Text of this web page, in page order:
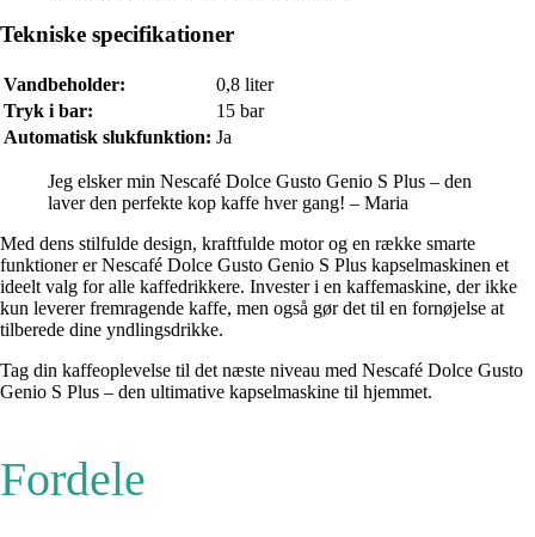
Tekniske specifikationer
Vandbeholder:
0,8 liter
Tryk i bar:
15 bar
Automatisk slukfunktion: Ja
Jeg elsker min Nescafé Dolce Gusto Genio S Plus – den
laver den perfekte kop kaffe hver gang! – Maria
Med dens stilfulde design, kraftfulde motor og en række smarte
funktioner er Nescafé Dolce Gusto Genio S Plus kapselmaskinen et
ideelt valg for alle kaffedrikkere. Invester i en kaffemaskine, der ikke
kun leverer fremragende kaffe, men også gør det til en fornøjelse at
tilberede dine yndlingsdrikke.
Tag din kaffeoplevelse til det næste niveau med Nescafé Dolce Gusto
Genio S Plus – den ultimative kapselmaskine til hjemmet.
Fordele